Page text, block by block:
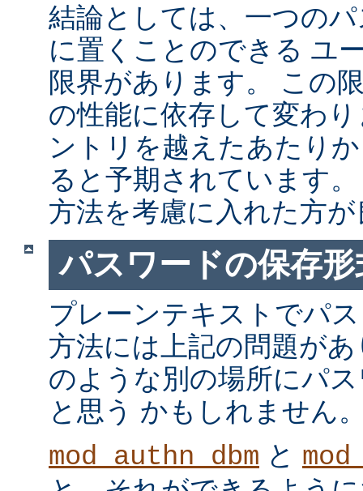
結論としては、一つの
に置くことのできる ユ
限界があります。 この
の性能に依存して変わ
ントリを越えたあたり
ると予期されています
方法を考慮に入れた方
パスワードの保存
プレーンテキストでパ
方法には上記の問題が
のような別の場所にパ
と思う かもしれません
mod_authn_dbm と